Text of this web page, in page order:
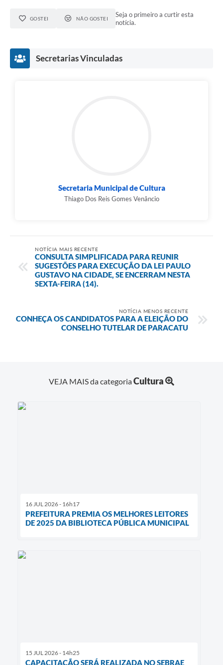
GOSTEI NÃO GOSTEI
Seja o primeiro a curtir esta
notícia.
Secretarias Vinculadas
Secretaria Municipal de Cultura
Thiago Dos Reis Gomes Venâncio
NOTÍCIA MAIS RECENTE
CONSULTA SIMPLIFICADA PARA REUNIR
SUGESTÕES PARA EXECUÇÃO DA LEI PAULO
GUSTAVO NA CIDADE, SE ENCERRAM NESTA
SEXTA-FEIRA (14).
NOTÍCIA MENOS RECENTE
CONHEÇA OS CANDIDATOS PARA A ELEIÇÃO DO
CONSELHO TUTELAR DE PARACATU
VEJA MAIS da categoriaCultura
16 JUL 2026 - 16h17
PREFEITURA PREMIA OS MELHORES LEITORES
DE 2025 DA BIBLIOTECA PÚBLICA MUNICIPAL
15 JUL 2026 - 14h25
CAPACITAÇÃO SERÁ REALIZADA NO SEBRAE